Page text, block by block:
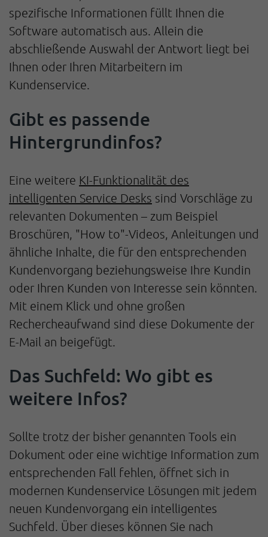
spezifische Informationen füllt Ihnen die
Software automatisch aus. Allein die
abschließende Auswahl der Antwort liegt bei
Ihnen oder Ihren Mitarbeitern im
Kundenservice.
Gibt es passende
Hintergrundinfos?
Eine weitere KI-Funktionalität des
intelligenten Service Desks sind Vorschläge zu
relevanten Dokumenten – zum Beispiel
Broschüren, "How to"-Videos, Anleitungen und
ähnliche Inhalte, die für den entsprechenden
Kundenvorgang beziehungsweise Ihre Kundin
oder Ihren Kunden von Interesse sein könnten.
Mit einem Klick und ohne großen
Rechercheaufwand sind diese Dokumente der
E-Mail an beigefügt.
Das Suchfeld: Wo gibt es
weitere Infos?
Sollte trotz der bisher genannten Tools ein
Dokument oder eine wichtige Information zum
entsprechenden Fall fehlen, öffnet sich in
modernen Kundenservice Lösungen mit jedem
neuen Kundenvorgang ein intelligentes
Suchfeld. Über dieses können Sie nach